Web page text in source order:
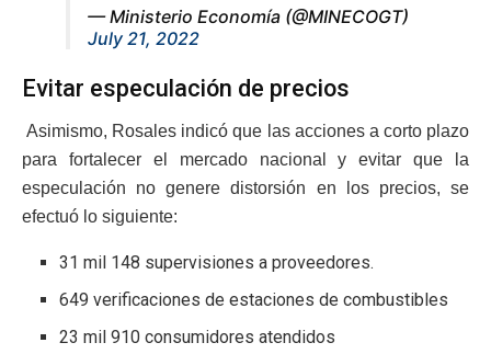
— Ministerio Economía (@MINECOGT)
July 21, 2022
Evitar especulación de precios
Asimismo, Rosales indicó que las acciones a corto plazo
para fortalecer el mercado nacional y evitar que la
especulación no genere distorsión en los precios, se
efectuó lo siguiente:
31 mil 148 supervisiones a proveedores.
649 verificaciones de estaciones de combustibles
23 mil 910 consumidores atendidos